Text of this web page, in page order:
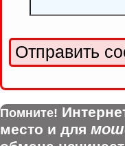
Помните!
место и для